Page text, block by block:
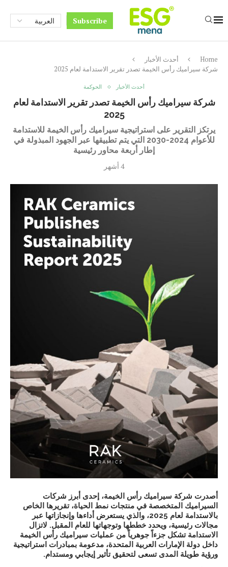
Subscribe
Home
أحدث الأخبار
شركة سيراميك رأس الخيمة تصدر تقرير الاستدامة لعام 2025
أحدث الأخبار الحوكمة
شركة سيراميك رأس الخيمة تصدر تقرير الاستدامة لعام
2025
يرتكز التقرير على استراتيجية سيراميك رأس الخيمة للاستدامة
للأعوام 2024-2030 التي يتم تطبيقها عبر الجهود المبذولة في
إطار أربعة محاور رئيسية
4 أشهر
أصدرت شركة سيراميك رأس الخيمة، إحدى أبرز شركات
السيراميك المتخصصة في منتجات نمط الحياة، تقريرها الخاص
بالاستدامة لعام 2025، والذي يستعرض أداءها وإنجازاتها عبر
مجالات رئيسية، ويحدد خططها وتوجهاتها للعام المقبل. لاتزال
الاستدامة تشكل جزءاً جوهرياً من عمليات سيراميك رأس الخيمة
داخل دولة الإمارات العربية المتحدة، مدعومة بمبادرات استراتيجية
ورؤية طويلة المدى تسعى لتحقيق تأثير إيجابي ومستدام.